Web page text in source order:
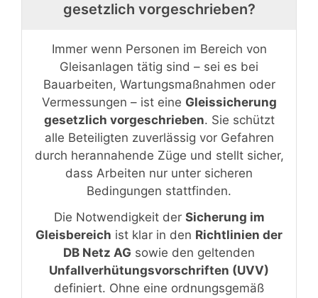
gesetzlich vorgeschrieben?
Immer wenn Personen im Bereich von
Gleisanlagen tätig sind – sei es bei
Bauarbeiten, Wartungsmaßnahmen oder
Vermessungen – ist eine Gleissicherung
gesetzlich vorgeschrieben. Sie schützt
alle Beteiligten zuverlässig vor Gefahren
durch herannahende Züge und stellt sicher,
dass Arbeiten nur unter sicheren
Bedingungen stattfinden.
Die Notwendigkeit der Sicherung im
Gleisbereich ist klar in den Richtlinien der
DB Netz AG sowie den geltenden
Unfallverhütungsvorschriften (UVV)
definiert. Ohne eine ordnungsgemäß